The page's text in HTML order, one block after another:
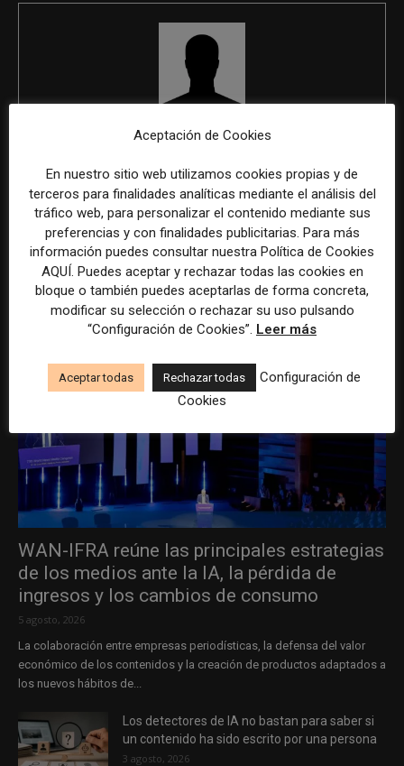
REDACCIÓN
ÚLTIMOS ARTÍCULOS
WAN-IFRA reúne las principales estrategias
de los medios ante la IA, la pérdida de
ingresos y los cambios de consumo
5 agosto, 2026
La colaboración entre empresas periodísticas, la defensa del valor
económico de los contenidos y la creación de productos adaptados a
los nuevos hábitos de...
Los detectores de IA no bastan para saber si
un contenido ha sido escrito por una persona
3 agosto, 2026
Aceptación de Cookies
En nuestro sitio web utilizamos cookies propias y de
terceros para finalidades analíticas mediante el análisis del
tráfico web, para personalizar el contenido mediante sus
preferencias y con finalidades publicitarias. Para más
información puedes consultar nuestra Política de Cookies
AQUÍ. Puedes aceptar y rechazar todas las cookies en
bloque o también puedes aceptarlas de forma concreta,
modificar su selección o rechazar su uso pulsando
“Configuración de Cookies”. Leer más
Aceptar todas Rechazar todas
Configuración de
Cookies